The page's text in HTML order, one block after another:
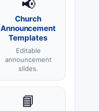
📢
Church
Announcement
Templates
Editable
announcement
slides.
📘